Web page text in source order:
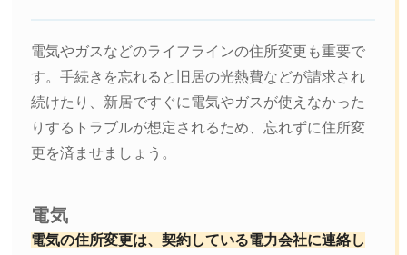
電気やガスなどのライフラインの住所変更も重要で
す。手続きを忘れると旧居の光熱費などが請求され
続けたり、新居ですぐに電気やガスが使えなかった
りするトラブルが想定されるため、忘れずに住所変
更を済ませましょう。
電気
電気の住所変更は、契約している電力会社に連絡し